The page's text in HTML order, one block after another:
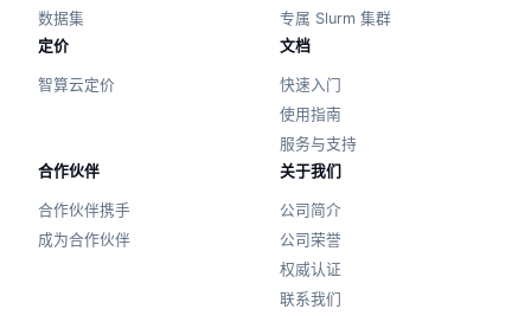
数据集
专属 Slurm 集群
定价
智算云定价
文档
快速入门
使用指南
服务与支持
合作伙伴
合作伙伴携手
成为合作伙伴
关于我们
公司简介
公司荣誉
权威认证
联系我们